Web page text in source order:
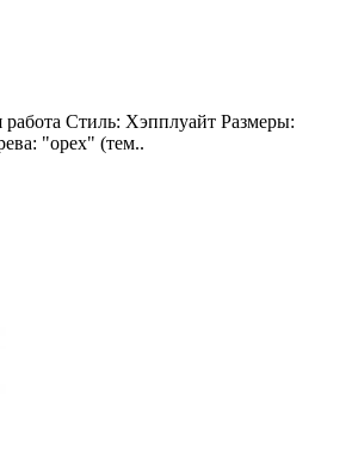
Стиль: Хэпплуайт Размеры:
"орех" (тем..